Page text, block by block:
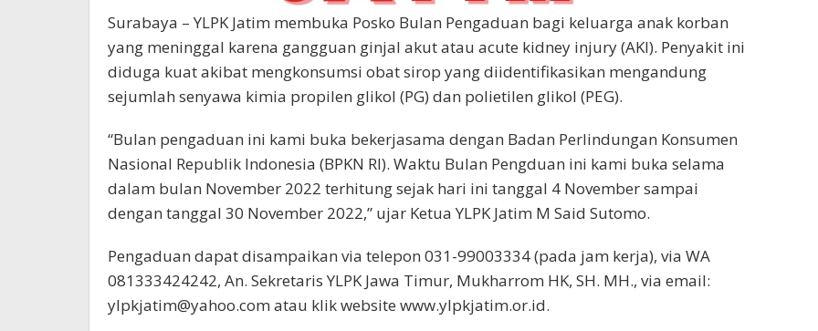
Surabaya – YLPK Jatim membuka Posko Bulan Pengaduan bagi keluarga anak korban
yang meninggal karena gangguan ginjal akut atau acute kidney injury (AKI). Penyakit ini
diduga kuat akibat mengkonsumsi obat sirop yang diidentifikasikan mengandung
sejumlah senyawa kimia propilen glikol (PG) dan polietilen glikol (PEG).
“Bulan pengaduan ini kami buka bekerjasama dengan Badan Perlindungan Konsumen
Nasional Republik Indonesia (BPKN RI). Waktu Bulan Pengduan ini kami buka selama
dalam bulan November 2022 terhitung sejak hari ini tanggal 4 November sampai
dengan tanggal 30 November 2022,” ujar Ketua YLPK Jatim M Said Sutomo.
Pengaduan dapat disampaikan via telepon 031-99003334 (pada jam kerja), via WA
081333424242, An. Sekretaris YLPK Jawa Timur, Mukharrom HK, SH. MH., via email:
ylpkjatim@yahoo.com atau klik website www.ylpkjatim.or.id.